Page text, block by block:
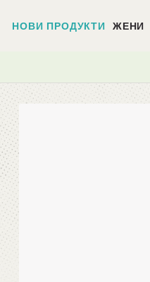
НОВИ ПРОДУКТИ ЖЕНИ